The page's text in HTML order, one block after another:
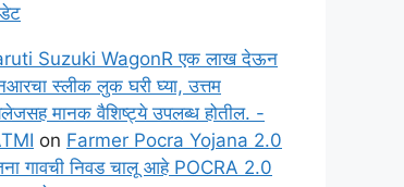
Suzuki WagonR एक लाख देऊन
स्लीक लुक घरी घ्या, उत्तम
मानक वैशिष्ट्ये उपलब्ध होतील. -
on Farmer Pocra Yojana 2.0
गावची निवड चालू आहे POCRA 2.0